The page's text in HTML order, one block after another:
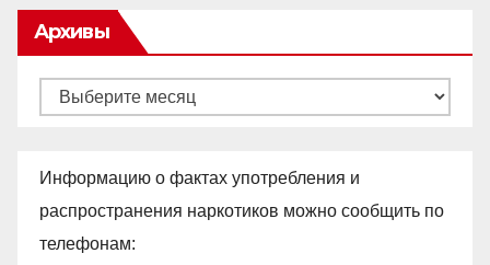
Архивы
Архивы
Информацию о фактах употребления и
распространения наркотиков можно сообщить по
телефонам: